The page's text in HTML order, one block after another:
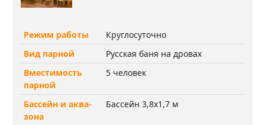
Режим работы
Круглосуточно
Вид парной
Русская баня на дровах
Вместимость
парной
5 человек
Бассейн и аква-
зона
Бассейн 3,8х1,7 м